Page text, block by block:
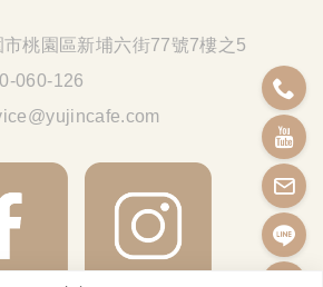
市桃園區新埔六街77號7樓之5
060-126